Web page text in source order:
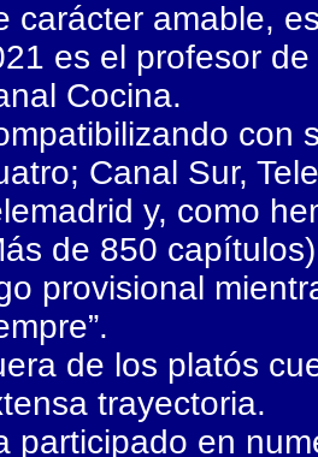
carácter amable,
es el profesor
Cocina.
con
Canal Sur,
y, como
de 850
provisional
de los platós
trayectoria.
participado en